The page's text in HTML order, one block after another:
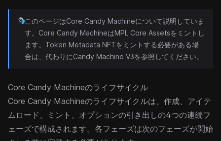
このページはCore Candy Machineについて説明していま
す。Core Candy MachineはMPL Core Assetsをミントし
ます。Token Metadata NFTをミントする必要がある場
合は、代わりにCandy Machine V3を参照してください。
Core Candy Machineのライフサイクル
Core Candy Machineのライフサイクルは、作成、アイテ
ムロード、ミント、オプションの引き出しの4つの連続フ
ェーズで構成されます。各フェーズは次のフェーズが開始